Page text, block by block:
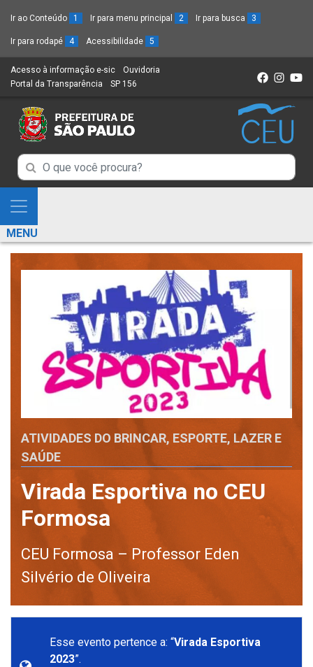
Ir ao Conteúdo 1 Ir para menu principal 2 Ir para busca 3
Ir para rodapé 4 Acessibilidade 5
Acesso à informação e-sic (Link
para
novo
sítio)
Ouvidoria
Portal da Transparência (Link
um
novo
SP 156
Campo
de
Busca
de
informações
Campo
de
de
informações
Mostra
e
Esconde
Menu
MENU
ATIVIDADES DO BRINCAR, ESPORTE, LAZER E
SAÚDE
Virada Esportiva no CEU
Formosa
CEU Formosa – Professor Eden
Silvério de Oliveira
Esse evento pertence a: “Virada Esportiva
2023”.